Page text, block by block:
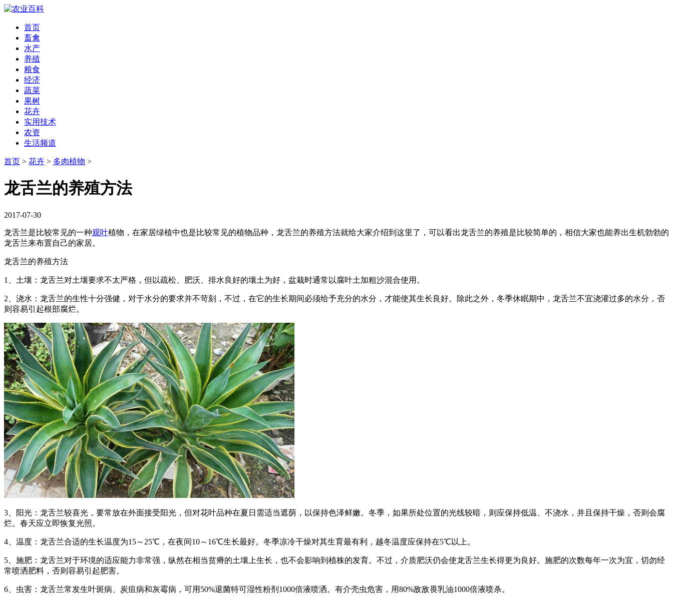
首页
畜禽
水产
养殖
粮食
经济
蔬菜
果树
花卉
实用技术
农资
生活频道
首页 > 花卉 > 多肉植物 >
龙舌兰的养殖方法
2017-07-30
龙舌兰是比较常见的一种观叶植物，在家居绿植中也是比较常见的植物品种，龙舌兰的养殖方法就给大家介绍到这里了，可以看出龙舌兰的养殖是比较简单的，相信大家也能养出生机勃勃的
龙舌兰来布置自己的家居。
龙舌兰的养殖方法
1、土壤：龙舌兰对土壤要求不太严格，但以疏松、肥沃、排水良好的壤土为好，盆栽时通常以腐叶土加粗沙混合使用。
2、浇水：龙舌兰的生性十分强健，对于水分的要求并不苛刻，不过，在它的生长期间必须给予充分的水分，才能使其生长良好。除此之外，冬季休眠期中，龙舌兰不宜浇灌过多的水分，否
则容易引起根部腐烂。
3、阳光：龙舌兰较喜光，要常放在外面接受阳光，但对花叶品种在夏日需适当遮荫，以保持色泽鲜嫩。冬季，如果所处位置的光线较暗，则应保持低温、不浇水，并且保持干燥，否则会腐
烂。春天应立即恢复光照。
4、温度：龙舌兰合适的生长温度为15～25℃，在夜间10～16℃生长最好。冬季凉冷干燥对其生育最有利，越冬温度应保持在5℃以上。
5、施肥：龙舌兰对于环境的适应能力非常强，纵然在相当贫瘠的土壤上生长，也不会影响到植株的发育。不过，介质肥沃仍会使龙舌兰生长得更为良好。施肥的次数每年一次为宜，切勿经
常喷洒肥料，否则容易引起肥害。
6、虫害：龙舌兰常发生叶斑病、炭疽病和灰霉病，可用50%退菌特可湿性粉剂1000倍液喷洒。有介壳虫危害，用80%敌敌畏乳油1000倍液喷杀。